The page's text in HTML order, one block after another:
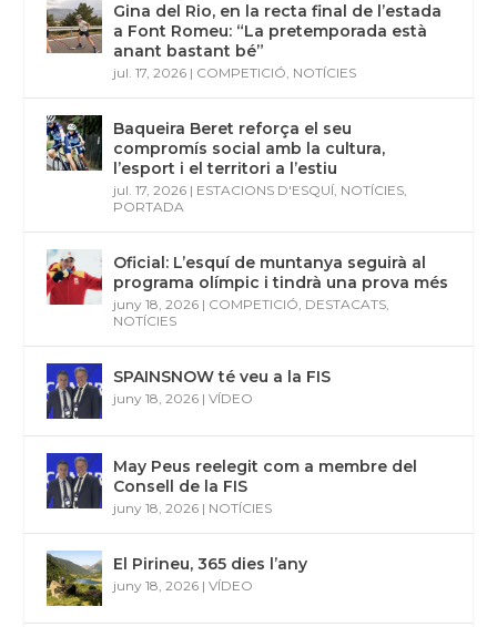
Gina del Rio, en la recta final de l’estada
a Font Romeu: “La pretemporada està
anant bastant bé”
jul. 17, 2026 | COMPETICIÓ, NOTÍCIES
Baqueira Beret reforça el seu
compromís social amb la cultura,
l’esport i el territori a l’estiu
jul. 17, 2026 | ESTACIONS D'ESQUÍ, NOTÍCIES,
PORTADA
Oficial: L’esquí de muntanya seguirà al
programa olímpic i tindrà una prova més
juny 18, 2026 | COMPETICIÓ, DESTACATS,
NOTÍCIES
SPAINSNOW té veu a la FIS
juny 18, 2026 |VÍDEO
May Peus reelegit com a membre del
Consell de la FIS
juny 18, 2026 | NOTÍCIES
El Pirineu, 365 dies l’any
juny 18, 2026 |VÍDEO